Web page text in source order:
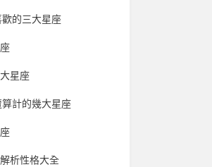
的三大星座
星座
計的幾大星座
析性格大全